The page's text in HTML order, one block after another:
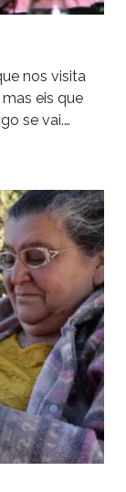
nos visita
eis que
se vai.…